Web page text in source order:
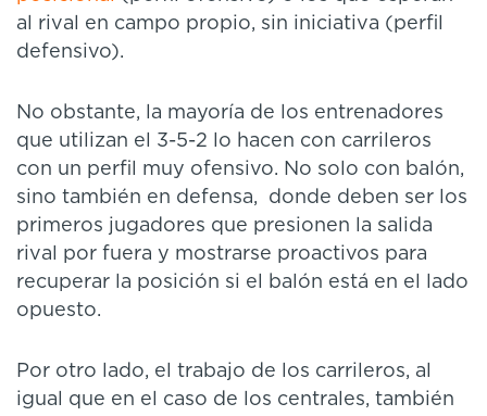
al rival en campo propio, sin iniciativa (perfil
defensivo).
No obstante, la mayoría de los entrenadores
que utilizan el 3-5-2 lo hacen con carrileros
con un perfil muy ofensivo. No solo con balón,
sino también en defensa, donde deben ser los
primeros jugadores que presionen la salida
rival por fuera y mostrarse proactivos para
recuperar la posición si el balón está en el lado
opuesto.
Por otro lado, el trabajo de los carrileros, al
igual que en el caso de los centrales, también